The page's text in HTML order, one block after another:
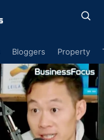
Bloggers Property